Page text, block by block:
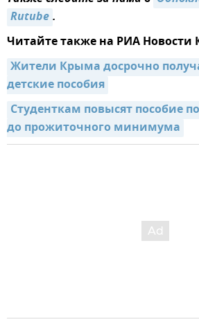
Rutube.
Читайте также на РИА
Жители Крыма досрочно
детские пособия
Студенткам повысят пособие
до прожиточного минимума